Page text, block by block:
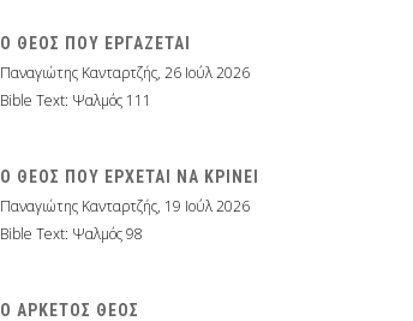
Ο ΘΕΟΣ ΠΟΥ ΕΡΓΑΖΕΤΑΙ
Παναγιώτης Κανταρτζής,26 Ιούλ 2026
Bible Text: Ψαλμός 111
Ο ΘΕΟΣ ΠΟΥ ΕΡΧΕΤΑΙ ΝΑ ΚΡΙΝΕΙ
Παναγιώτης Κανταρτζής, 19 Ιούλ 2026
Bible Text: Ψαλμός 98
Ο ΑΡΚΕΤΟΣ ΘΕΟΣ